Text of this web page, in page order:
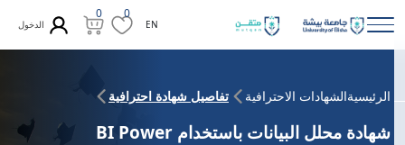
EN
0
0
الدخول
الرئيسيةالشهادات الاحترافية تفاصيل شهادة احترافية
شهادة محلل البيانات باستخدام BI Power